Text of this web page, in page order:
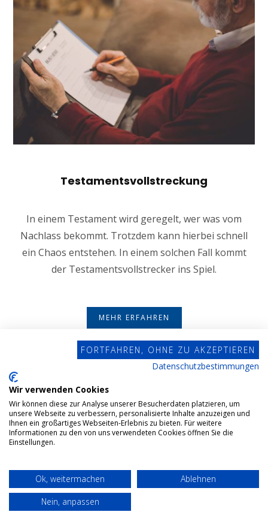
Testamentsvollstreckung
In einem Testament wird geregelt, wer was vom
Nachlass bekommt. Trotzdem kann hierbei schnell
ein Chaos entstehen. In einem solchen Fall kommt
der Testamentsvollstrecker ins Spiel.
MEHR ERFAHREN
FORTFAHREN, OHNE ZU AKZEPTIEREN
Datenschutzbestimmungen
Wir verwenden Cookies
Wir können diese zur Analyse unserer Besucherdaten platzieren, um
unsere Webseite zu verbessern, personalisierte Inhalte anzuzeigen und
Ihnen ein großartiges Webseiten-Erlebnis zu bieten. Für weitere
Informationen zu den von uns verwendeten Cookies öffnen Sie die
Einstellungen.
Ok, weitermachen
Ablehnen
Nein, anpassen